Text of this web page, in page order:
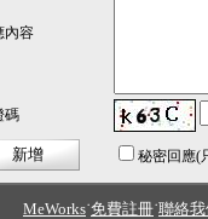
內容
碼
秘密回應(
MeWorks˙免費註冊˙聯絡我